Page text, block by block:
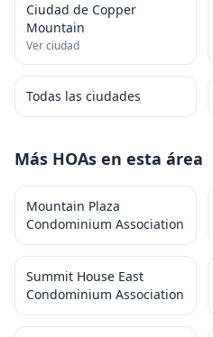
Ciudad de Copper
Mountain
Ver ciudad
Todas las ciudades
Más HOAs en esta área
Mountain Plaza
Condominium Association
Summit House East
Condominium Association